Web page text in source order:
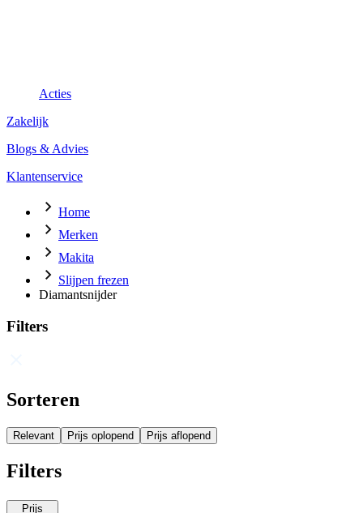
Acties
Zakelijk
Blogs & Advies
Klantenservice
Home
Merken
Makita
Slijpen frezen
Diamantsnijder
Filters
Sorteren
Relevant Prijs oplopend Prijs aflopend
Filters
Prijs